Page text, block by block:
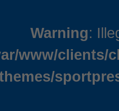
Warning:
www/clients/